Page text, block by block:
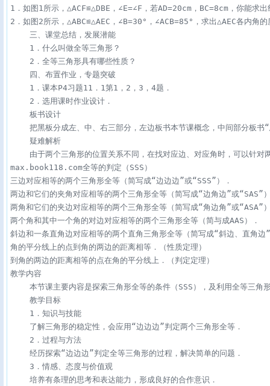
1．如图1所示，△ACF≌△DBE，∠E=∠F，若AD=20cm，BC=8cm，你能求
2．如图2所示，△ABC≌△AEC，∠B=30°，∠ACB=85°，求出△AEC各内角
    三、课堂总结，发展潜能
    1．什么叫做全等三角形？
    2．全等三角形具有哪些性质？
    四、布置作业，专题突破
    1．课本P4习题11．1第1，2，3，4题．
    2．选用课时作业设计．
    板书设计
把黑板分成左、中、右三部分，左边板书本节课概念，中间部分板书
    疑难解析
由于两个三角形的位置关系不同，在找对应边、对应角时，可以针对
max.book118.com全等的判定（SSS）
三边对应相等的两个三角形全等（简写成“边边边”或“SSS”）．
两边和它们的夹角对应相等的两个三角形全等（简写成“边角边”或“SAS”
两角和它们的夹边对应相等的两个三角形全等（简写成“角边角”或“ASA”
两个角和其中一个角的对边对应相等的两个三角形全等（简与成AAS）．
斜边和一条直角边对应相等的两个直角三角形全等（简写成“斜边、直角边
角的平分线上的点到角的两边的距离相等．（性质定理）
到角的两边的距离相等的点在角的平分线上．（判定定理）
教学内容
本节课主要内容是探索三角形全等的条件（SSS），及利用全等三角
    教学目标
    1．知识与技能
    了解三角形的稳定性，会应用“边边边”判定两个三角形全等．
    2．过程与方法
    经历探索“边边边”判定全等三角形的过程，解决简单的问题．
    3．情感、态度与价值观
    培养有条理的思考和表达能力，形成良好的合作意识．